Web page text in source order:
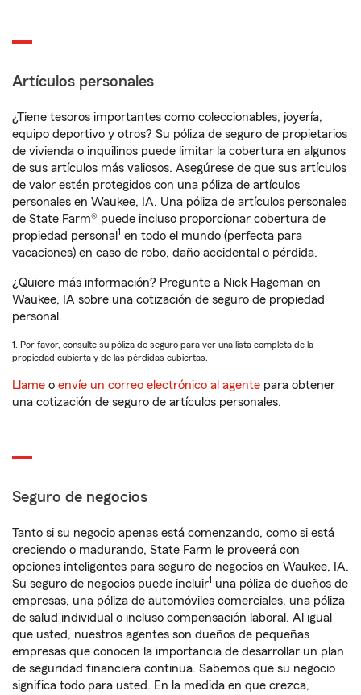
Artículos personales
¿Tiene tesoros importantes como coleccionables, joyería,
equipo deportivo y otros? Su póliza de seguro de propietarios
de vivienda o inquilinos puede limitar la cobertura en algunos
de sus artículos más valiosos. Asegúrese de que sus artículos
de valor estén protegidos con una póliza de artículos
personales en Waukee, IA. Una póliza de artículos personales
de State Farm® puede incluso proporcionar cobertura de
propiedad personal 1 en todo el mundo (perfecta para
vacaciones) en caso de robo, daño accidental o pérdida.
¿Quiere más información? Pregunte a Nick Hageman en
Waukee, IA sobre una cotización de seguro de propiedad
personal.
1. Por favor, consulte su póliza de seguro para ver una lista completa de la
propiedad cubierta y de las pérdidas cubiertas.
Llame o envíe un correo electrónico al agente para obtener
una cotización de seguro de artículos personales.
Seguro de negocios
Tanto si su negocio apenas está comenzando, como si está
creciendo o madurando, State Farm le proveerá con
opciones inteligentes para seguro de negocios en Waukee, IA.
Su seguro de negocios puede incluir1 una póliza de dueños de
empresas, una póliza de automóviles comerciales, una póliza
de salud individual o incluso compensación laboral. Al igual
que usted, nuestros agentes son dueños de pequeñas
empresas que conocen la importancia de desarrollar un plan
de seguridad financiera continua. Sabemos que su negocio
significa todo para usted. En la medida en que crezca,